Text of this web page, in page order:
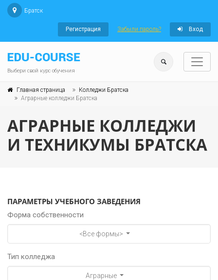
Братск
Регистрация Забыли пароль? Вход
Выбери свой курс обучения
Главная страница
Колледжи Братска
Аграрные колледжи Братска
АГРАРНЫЕ КОЛЛЕДЖИ
И ТЕХНИКУМЫ БРАТСКА
ПАРАМЕТРЫ УЧЕБНОГО ЗАВЕДЕНИЯ
Форма собственности
<Все формы>
Тип колледжа
Аграрные